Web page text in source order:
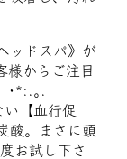
ッドスパ》が
様からご注目
･*:.｡.
【血行促
酸。まさに頭
お試し下さ